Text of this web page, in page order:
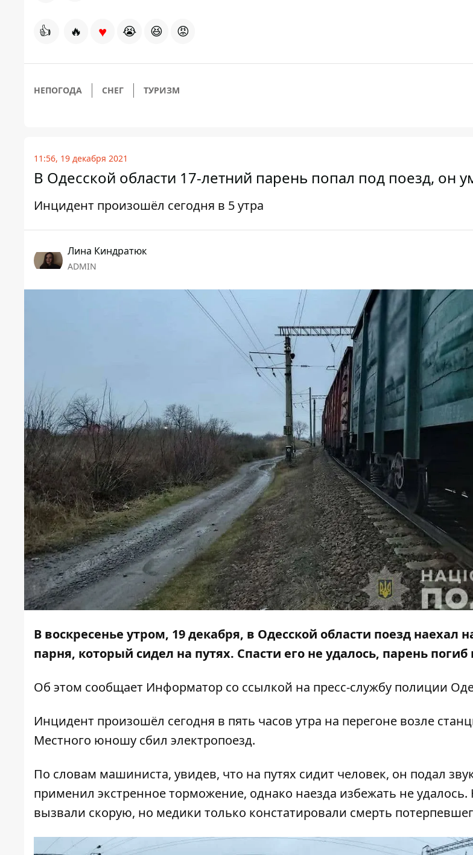
👍 🔥 ♥ 😭 😆 😡
НЕПОГОДА СНЕГ ТУРИЗМ
11:56, 19 декабря 2021
В Одесской области 17-летний парень попал под поезд, он
Инцидент произошёл сегодня в 5 утра
Лина Киндратюк
ADMIN
В воскресенье утром, 19 декабря, в Одесской области поезд наехал
парня, который сидел на путях. Спасти его не удалось, парень погиб
Об этом сообщает Информатор со ссылкой на пресс-службу полиции
Инцидент произошёл сегодня в пять часов утра на перегоне возле
Местного юношу сбил электропоезд.
По словам машиниста, увидев, что на путях сидит человек, он подал
применил экстренное торможение, однако наезда избежать не
вызвали скорую, но медики только констатировали смерть